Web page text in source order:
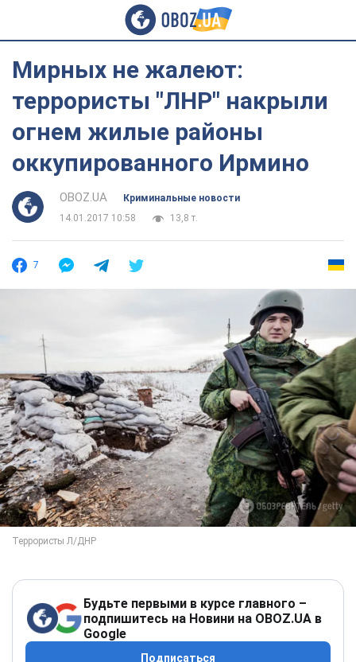
Мирных не жалеют:
террористы "ЛНР" накрыли
огнем жилые районы
оккупированного Ирмино
OBOZ.UA
Криминальные новости
14.01.2017 10:58
13,8 т.
7
Будьте первыми в курсе главного –
подпишитесь на Новини на OBOZ.UA в
Google
Подписаться